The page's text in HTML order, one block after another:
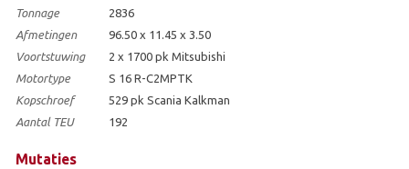
Tonnage
2836
Afmetingen
96.50 x 11.45 x 3.50
Voortstuwing
2 x 1700 pk Mitsubishi
Motortype
S 16 R-C2MPTK
Kopschroef
529 pk Scania Kalkman
Aantal TEU
192
Mutaties